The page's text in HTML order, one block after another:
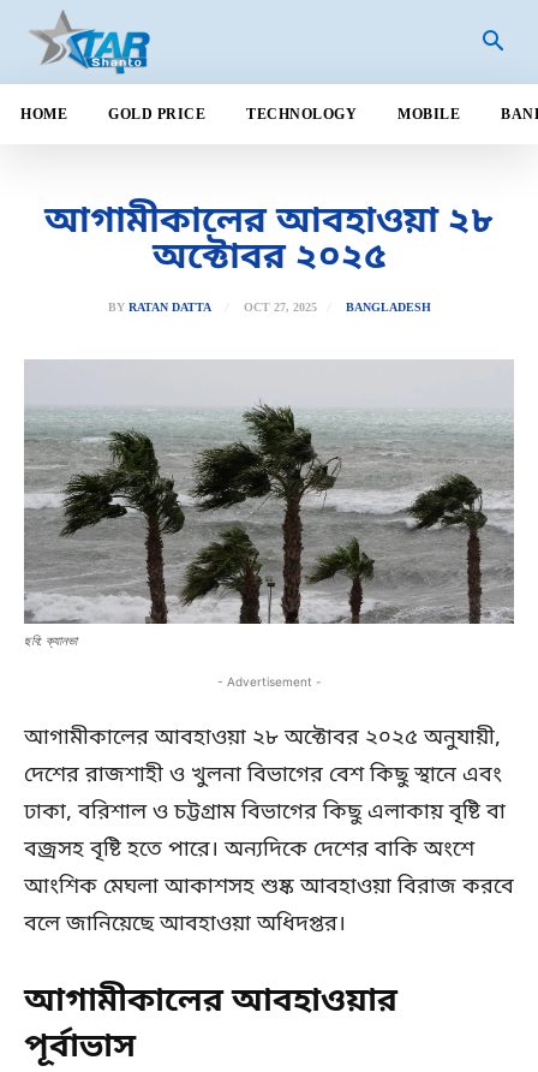
HOME GOLD PRICE TECHNOLOGY MOBILE
আগামীকালের আবহাওয়া ২৮
অক্টোবর ২০২৫
BY RATAN DATTA OCT 27, 2025 BANGLADESH
ছবি: ক্যানভা
- Advertisement -
আগামীকালের আবহাওয়া ২৮ অক্টোবর ২০২৫ অনুযায়ী,
দেশের রাজশাহী ও খুলনা বিভাগের বেশ কিছু স্থানে এবং
ঢাকা, বরিশাল ও চট্টগ্রাম বিভাগের কিছু এলাকায় বৃষ্টি বা
বজ্রসহ বৃষ্টি হতে পারে। অন্যদিকে দেশের বাকি অংশে
আংশিক মেঘলা আকাশসহ শুষ্ক আবহাওয়া বিরাজ করবে
বলে জানিয়েছে আবহাওয়া অধিদপ্তর।
আগামীকালের আবহাওয়ার
পূর্বাভাস